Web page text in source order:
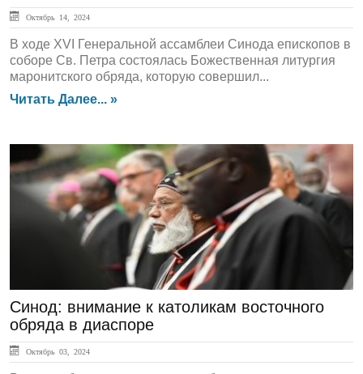
Октябрь 14, 2024
В ходе XVI Генеральной ассамблеи Синода епископов в
соборе Св. Петра состоялась Божественная литургия
маронитского обряда, которую совершил...
Читать Далее... »
ЛЕНТА НОВОСТЕЙ
Синод: внимание к католикам восточного
обряда в диаспоре
Октябрь 03, 2024